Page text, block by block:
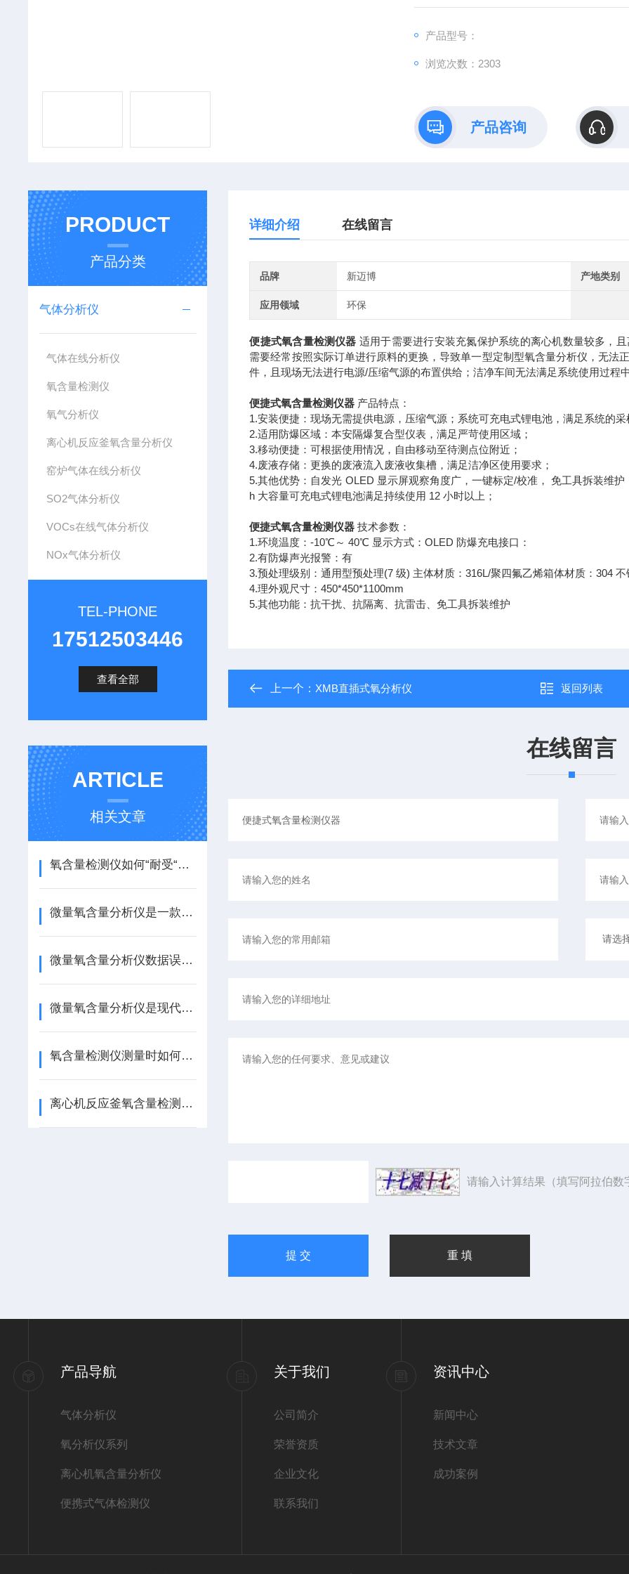
产品型号：
浏览次数：2303
产品咨询
PRODUCT
产品分类
气体分析仪
气体在线分析仪
氧含量检测仪
氧气分析仪
离心机反应釜氧含量分析仪
窑炉气体在线分析仪
SO2气体分析仪
VOCs在线气体分析仪
NOx气体分析仪
TEL-PHONE
17512503446
查看全部
ARTICLE
相关文章
氧含量检测仪如何“耐受“背景气体的干扰？
微量氧含量分析仪是一款能捕捉到微量氧分子的精密仪器
微量氧含量分析仪数据误差小、重复性好
微量氧含量分析仪是现代工业体系中不可少的“气体侦察“工具
氧含量检测仪测量时如何保证气体充分接触？
离心机反应釜氧含量检测时样气反吹如何进行？
详细介绍 在线留言
品牌 新迈博 产地类别
应用领域 环保
便捷式氧含量检测仪器 适用于需要进行安装充氮保护系统的离心机数量较多，
需要经常按照实际订单进行原料的更换，导致单一型定制型氧含量分析仪，无法
件，且现场无法进行电源/压缩气源的布置供给；洁净车间无法满足系统使用过程
便捷式氧含量检测仪器 产品特点：
1.安装便捷：现场无需提供电源，压缩气源；系统可充电式锂电池，满足系统的采
2.适用防爆区域：本安隔爆复合型仪表，满足严苛使用区域；
3.移动便捷：可根据使用情况，自由移动至待测点位附近；
4.废液存储：更换的废液流入废液收集槽，满足洁净区使用要求；
5.其他优势：自发光 OLED 显示屏观察角度广，一键标定/校准， 免工具拆装维
h 大容量可充电式锂电池满足持续使用 12 小时以上；
便捷式氧含量检测仪器 技术参数：
1.环境温度：-10℃～ 40℃ 显示方式：OLED 防爆充电接口：
2.有防爆声光报警：有
3.预处理级别：通用型预处理(7 级) 主体材质：316L/聚四氟乙烯箱体材质：304 不
4.理外观尺寸：450*450*1100mm
5.其他功能：抗干扰、抗隔离、抗雷击、免工具拆装维护
上一个： XMB直插式氧分析仪 返回列表
在线留言
请输入计算结果（填写阿拉伯数
产品导航
气体分析仪
氧分析仪系列
离心机氧含量分析仪
便携式气体检测仪
关于我们
公司简介
荣誉资质
企业文化
联系我们
资讯中心
新闻中心
技术文章
成功案例